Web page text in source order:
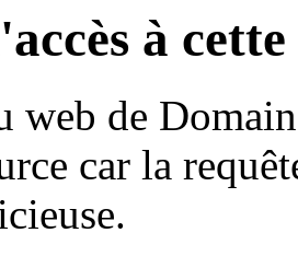
à
web de
car la